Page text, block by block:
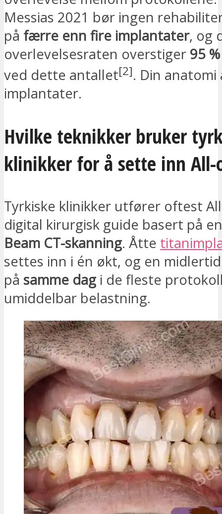
Messias 2021 bør ingen
på færre enn fire implantater, og
overlevelsesraten overstiger 95 %
ved dette antallet[2]. Din
implantater.
Hvilke teknikker bruker
klinikker for å sette inn All-
Tyrkiske klinikker utfører oftest
digital kirurgisk guide basert på
Beam CT-skanning. Åtte
settes inn i én økt, og en
på samme dagi de fleste
umiddelbar belastning.